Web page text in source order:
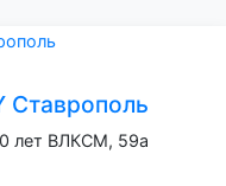
Ставрополь
лет ВЛКСМ, 59а